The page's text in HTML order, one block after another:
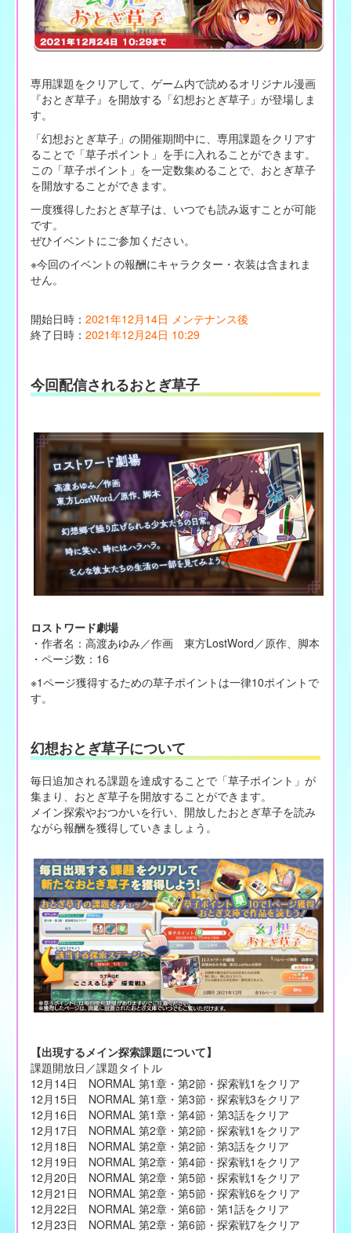
専用課題をクリアして、ゲーム内で読めるオリジナル漫画
『おとぎ草子』を開放する「幻想おとぎ草子」が登場しま
す。
「幻想おとぎ草子」の開催期間中に、専用課題をクリアす
ることで「草子ポイント」を手に入れることができます。
この「草子ポイント」を一定数集めることで、おとぎ草子
を開放することができます。
一度獲得したおとぎ草子は、いつでも読み返すことが可能
です。
ぜひイベントにご参加ください。
※今回のイベントの報酬にキャラクター・衣装は含まれま
せん。
開始日時： 2021年12月14日 メンテナンス後
終了日時： 2021年12月24日 10:29
今回配信されるおとぎ草子
ロストワード劇場
・作者名：高渡あゆみ／作画 東方LostWord／原作、脚本
・ページ数：16
※1ページ獲得するための草子ポイントは一律10ポイントで
す。
幻想おとぎ草子について
毎日追加される課題を達成することで「草子ポイント」が
集まり、おとぎ草子を開放することができます。
メイン探索やおつかいを行い、開放したおとぎ草子を読み
ながら報酬を獲得していきましょう。
【出現するメイン探索課題について】
課題開放日／課題タイトル
12月14日 NORMAL 第1章・第2節・探索戦1をクリア
12月15日 NORMAL 第1章・第3節・探索戦3をクリア
12月16日 NORMAL 第1章・第4節・第3話をクリア
12月17日 NORMAL 第2章・第2節・探索戦1をクリア
12月18日 NORMAL 第2章・第2節・第3話をクリア
12月19日 NORMAL 第2章・第4節・探索戦1をクリア
12月20日 NORMAL 第2章・第5節・探索戦1をクリア
12月21日 NORMAL 第2章・第5節・探索戦6をクリア
12月22日 NORMAL 第2章・第6節・第1話をクリア
12月23日 NORMAL 第2章・第6節・探索戦7をクリア